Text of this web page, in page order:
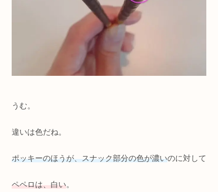
うむ。
違いは色だね。
ポッキーのほうが、スナック部分の色が濃いのに対して
ペペロは、白い。